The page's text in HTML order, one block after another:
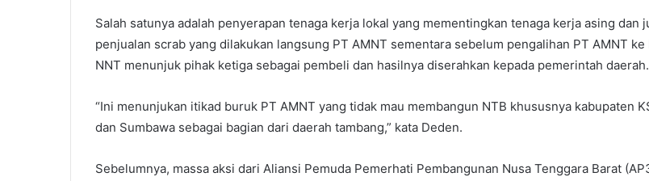
Salah satunya adalah penyerapan tenaga kerja lokal yang mementingkan tenaga kerja asing dan
penjualan scrab yang dilakukan langsung PT AMNT sementara sebelum pengalihan PT AMNT ke
NNT menunjuk pihak ketiga sebagai pembeli dan hasilnya diserahkan kepada pemerintah daerah.
“Ini menunjukan itikad buruk PT AMNT yang tidak mau membangun NTB khususnya kabupaten
dan Sumbawa sebagai bagian dari daerah tambang,” kata Deden.
Sebelumnya, massa aksi dari Aliansi Pemuda Pemerhati Pembangunan Nusa Tenggara Barat